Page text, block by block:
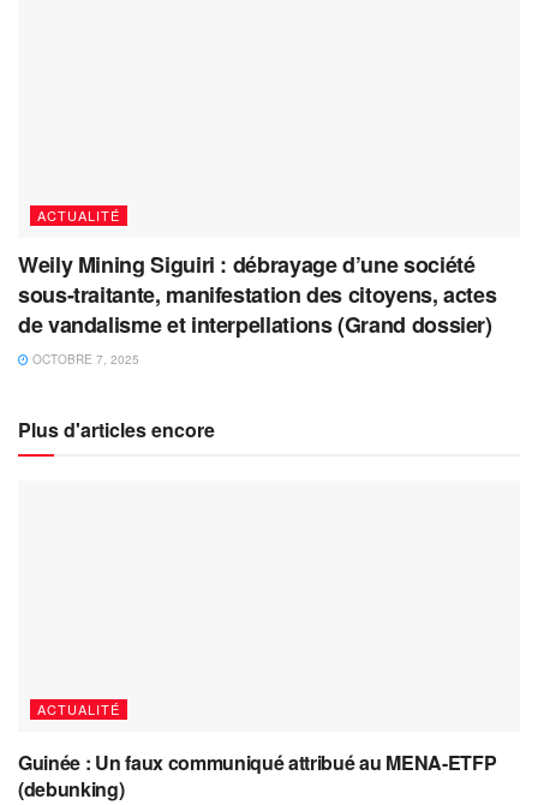
ACTUALITÉ
Weily Mining Siguiri : débrayage d’une société
sous-traitante, manifestation des citoyens, actes
de vandalisme et interpellations (Grand dossier)
OCTOBRE 7, 2025
Plus d'articles encore
ACTUALITÉ
Guinée : Un faux communiqué attribué au MENA-ETFP
(debunking)